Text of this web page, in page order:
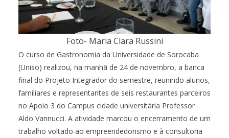
Foto- Maria Clara Russini
O curso de Gastronomia da Universidade de Sorocaba
(Uniso) realizou, na manhã de 24 de novembro, a banca
final do Projeto Integrador do semestre, reunindo alunos,
familiares e representantes de seis restaurantes parceiros
no Apoio 3 do Campus cidade universitária Professor
Aldo Vannucci. A atividade marcou o encerramento de um
trabalho voltado ao empreendedorismo e à consultoria